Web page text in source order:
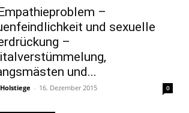
–
und sexuelle
–
und...
- 16. Dezember 2015 0